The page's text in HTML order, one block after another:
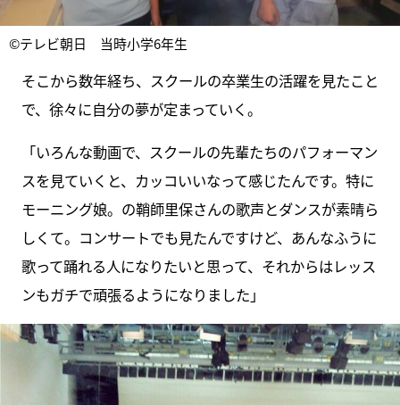
©テレビ朝日 当時小学6年生
そこから数年経ち、スクールの卒業生の活躍を見たこと
で、徐々に自分の夢が定まっていく。
「いろんな動画で、スクールの先輩たちのパフォーマン
スを見ていくと、カッコいいなって感じたんです。特に
モーニング娘。の鞘師里保さんの歌声とダンスが素晴ら
しくて。コンサートでも見たんですけど、あんなふうに
歌って踊れる人になりたいと思って、それからはレッス
ンもガチで頑張るようになりました」